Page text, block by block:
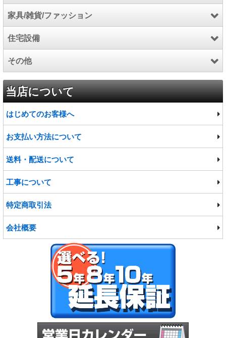
石油給湯機器
除湿機/空気清浄機
食洗機/オーブン
電気自動車充電設備関連
厨房機器
アウトドア
スポーツ
マリン
家具/雑貨/ファッション
家具
カーペット
インテリア雑貨
住宅設備
キッチンパネル
トイレ
その他
食品
当店について
はじめてのお客様へ
お支払い方法について
送料・配送について
工事について
特定商取引法
会社概要